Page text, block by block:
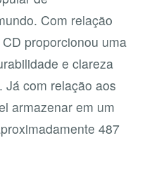
Com relação
proporcionou uma
e clareza
Já com relação aos
armazenar em um
487